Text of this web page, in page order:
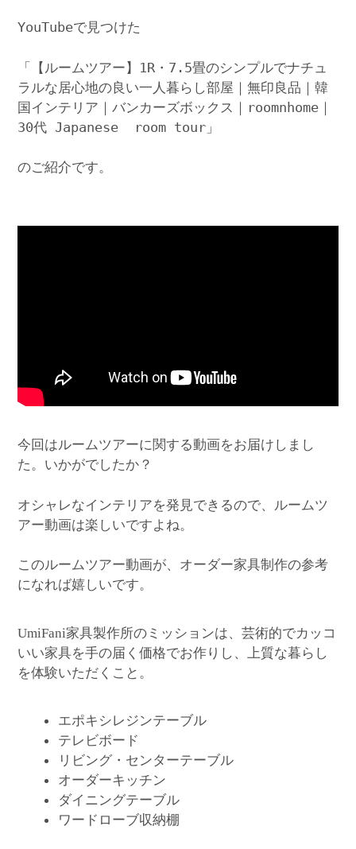
YouTubeで見つけた
「【ルームツアー】1R・7.5畳のシンプルでナチュ
ラルな居心地の良い一人暮らし部屋｜無印良品｜韓
国インテリア｜バンカーズボックス｜roomnhome｜
30代 Japanese room tour」
のご紹介です。
今回はルームツアーに関する動画をお届けしまし
た。いかがでしたか？
オシャレなインテリアを発見できるので、ルームツ
アー動画は楽しいですよね。
このルームツアー動画が、オーダー家具制作の参考
になれば嬉しいです。
UmiFani家具製作所のミッションは、芸術的でカッコ
いい家具を手の届く価格でお作りし、上質な暮らし
を体験いただくこと。
エポキシレジンテーブル
テレビボード
リビング・センターテーブル
オーダーキッチン
ダイニングテーブル
ワードローブ収納棚